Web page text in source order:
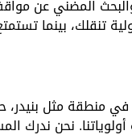
المضني عن
تنقلك، بينما
منطقة مثل بنيدر،
نحن ندرك